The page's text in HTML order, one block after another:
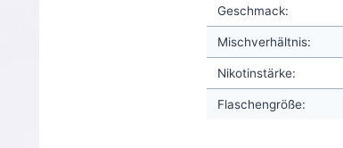
Geschmack:
Mischverhältnis:
Nikotinstärke:
Flaschengröße: